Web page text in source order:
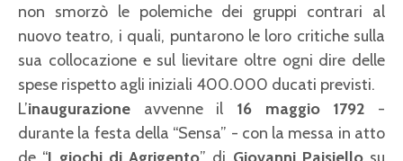
non smorzò le polemiche dei gruppi contrari al
nuovo teatro, i quali, puntarono le loro critiche sulla
sua collocazione e sul lievitare oltre ogni dire delle
spese rispetto agli iniziali 400.000 ducati previsti.
L’inaugurazione avvenne il 16 maggio 1792 -
durante la festa della “Sensa” - con la messa in atto